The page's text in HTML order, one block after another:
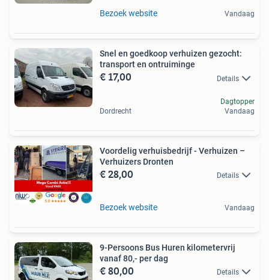
Bezoek website Vandaag
Snel en goedkoop verhuizen gezocht:
transport en ontruiminge
€ 17,00 Details
Dordrecht
Dagtopper
Vandaag
Voordelig verhuisbedrijf - Verhuizen –
Verhuizers Dronten
€ 28,00 Details
Bezoek website Vandaag
9-Persoons Bus Huren kilometervrij
vanaf 80,- per dag
€ 80,00 Details